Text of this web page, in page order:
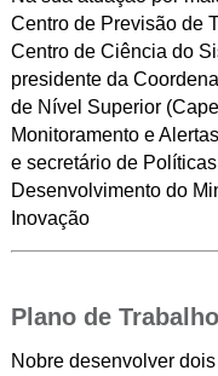
Centro de Previsão de
Centro de Ciência do
presidente da
de Nível Superior
Monitoramento e
e secretário de
Desenvolvimento do
Inovação
Plano de
Nobre desenvolver